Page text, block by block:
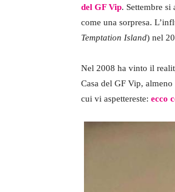
del GF Vip. Settembre
come una sorpresa.
Temptation Island) nel
Nel 2008 ha vinto il
Casa del GF Vip,
cui vi aspettereste: ecco